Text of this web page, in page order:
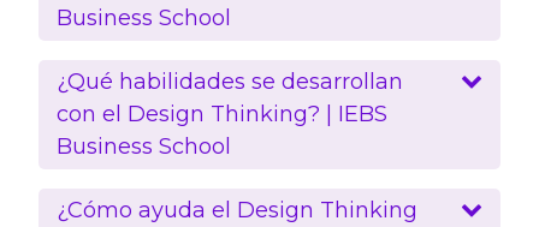
Business School
¿Qué habilidades se desarrollan
con el Design Thinking? | IEBS
Business School
¿Cómo ayuda el Design Thinking